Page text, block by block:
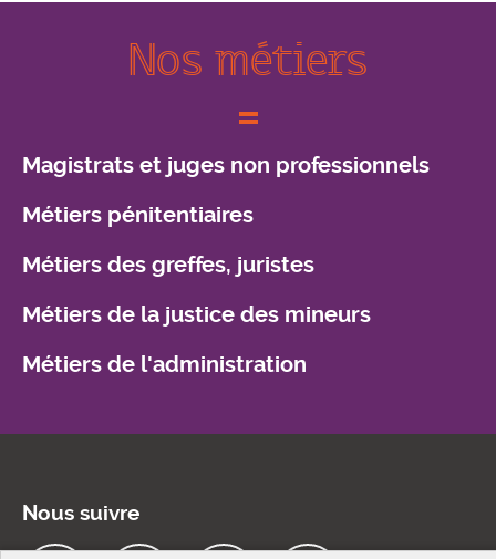
Nos métiers
Magistrats et juges non professionnels
Métiers pénitentiaires
Métiers des greffes, juristes
Métiers de la justice des mineurs
Métiers de l'administration
Nous suivre